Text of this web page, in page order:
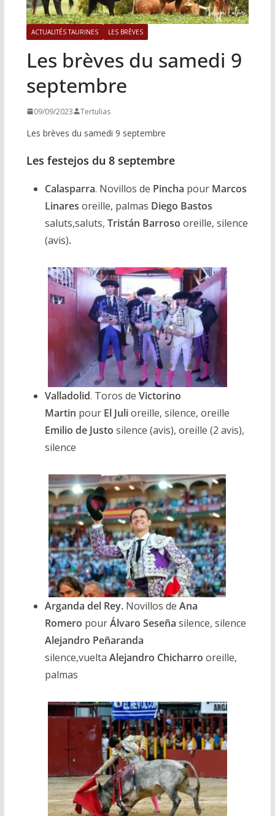
ACTUALITÉS TAURINES LES BRÈVES
Les brèves du samedi 9
septembre
09/09/2023 Tertulias
Les brèves du samedi 9 septembre
Les festejos du 8 septembre
Calasparra. Novillos de Pincha pour Marcos
Linares oreille, palmas Diego Bastos
saluts,saluts, Tristán Barroso oreille, silence
(avis).
Valladolid. Toros de Victorino
Martin pour El Julioreille, silence, oreille
Emilio de Justo silence (avis), oreille (2 avis),
silence
Arganda del Rey. Novillos de Ana
Romero pourÁlvaro Seseña silence, silence
Alejandro Peñaranda
silence,vuelta Alejandro Chicharro oreille,
palmas